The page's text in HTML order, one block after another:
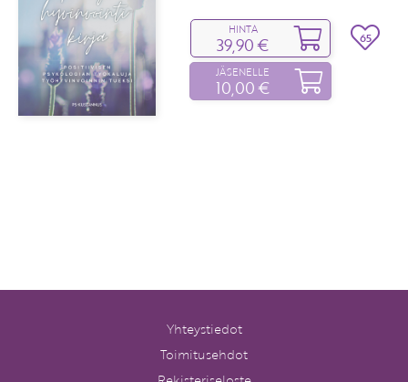
HINTA
39,90 €
JÄSENELLE
10,00 €
65
Yhteystiedot
Toimitusehdot